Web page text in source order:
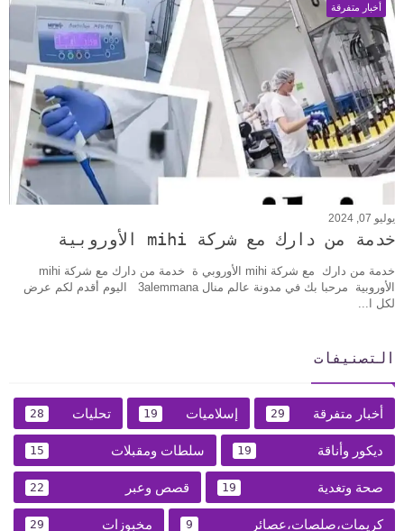
أخبار متفرقة
يوليو 07, 2024
خدمة من دارك مع شركة mihi الأوروبية
خدمة من دارك مع شركة mihi الأوروبي ة خدمة من دارك مع شركة mihi
الأوروبية مرحبا بك في مدونة عالم منال 3alemmana اليوم أقدم لكم عرض
لكل ا...
التصنيفات
أخبار متفرقة 29 إسلاميات 19 تحليات 28
ديكور وأناقة 19 سلطات ومقبلات 15
صحة وتغدية 19 قصص وعبر 22
كريمات،صلصات،عصائر 9 مخبوزات 29